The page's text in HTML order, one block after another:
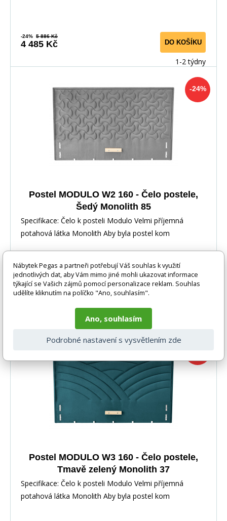
-24% 5 886 Kč
4 485 Kč DO KOŠÍKU
1-2 týdny
-24%
Postel MODULO W2 160 - Čelo postele,
Šedý Monolith 85
Specifikace: Čelo k posteli Modulo Velmi příjemná
potahová látka Monolith Aby byla postel kom
Postel MODULO W3 160 - Čelo postele,
Tmavě zelený Monolith 37
Specifikace: Čelo k posteli Modulo Velmi příjemná
potahová látka Monolith Aby byla postel kom
Nábytek Pegas a partneři potřebují Váš souhlas k využití
jednotlivých dat, aby Vám mimo jiné mohli ukazovat informace
týkající se Vašich zájmů pomocí personalizace reklam. Souhlas
udělíte kliknutím na políčko "Ano, souhlasím".
Ano, souhlasím
Podrobné nastavení s vysvětlením zde